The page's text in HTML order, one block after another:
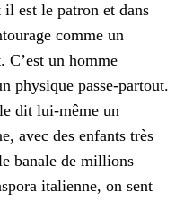
est le patron et dans
comme un
C’est un homme
physique passe-partout.
dit lui-même un
avec des enfants très
banale de millions
italienne, on sent